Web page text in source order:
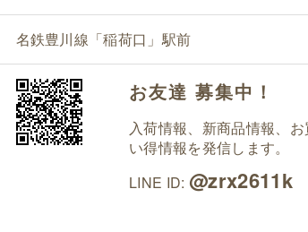
名鉄豊川線「稲荷口」駅前
お友達 募集中！
入荷情報、新商品情報、お
い得情報を発信します。
LINE ID: @zrx2611k